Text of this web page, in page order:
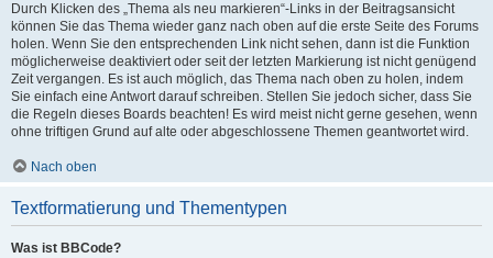
Durch Klicken des „Thema als neu markieren“-Links in der Beitragsansicht
können Sie das Thema wieder ganz nach oben auf die erste Seite des Forums
holen. Wenn Sie den entsprechenden Link nicht sehen, dann ist die Funktion
möglicherweise deaktiviert oder seit der letzten Markierung ist nicht genügend
Zeit vergangen. Es ist auch möglich, das Thema nach oben zu holen, indem
Sie einfach eine Antwort darauf schreiben. Stellen Sie jedoch sicher, dass Sie
die Regeln dieses Boards beachten! Es wird meist nicht gerne gesehen, wenn
ohne triftigen Grund auf alte oder abgeschlossene Themen geantwortet wird.
Nach oben
Textformatierung und Thementypen
Was ist BBCode?